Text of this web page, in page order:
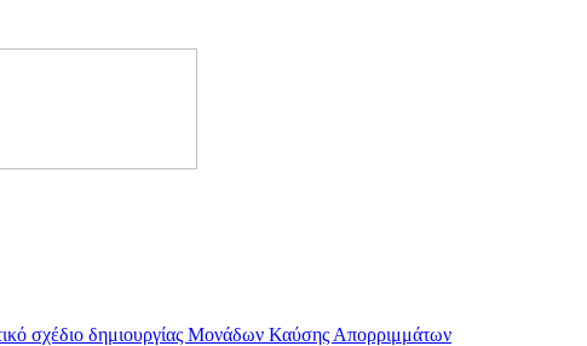
σχέδιο δημιουργίας Μονάδων Καύσης Απορριμμάτων